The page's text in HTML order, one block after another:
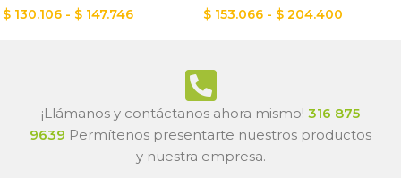
$ 130.106 - $ 147.746 $ 153.066 - $ 204.400
¡Llámanos y contáctanos ahora mismo! 316 875
9639 Permítenos presentarte nuestros productos
y nuestra empresa.